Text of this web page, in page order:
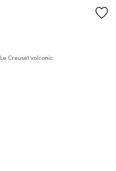
Le Creuset volcanic